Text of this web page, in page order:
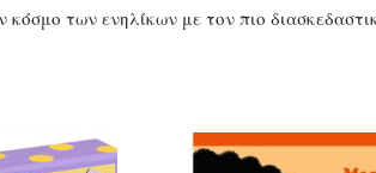
των ενηλίκων με τον πιο